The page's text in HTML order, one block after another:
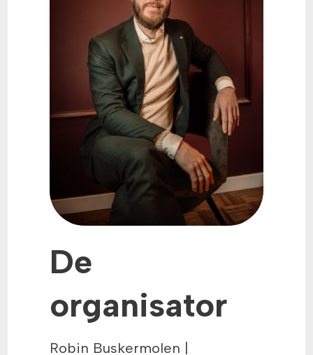
De
organisator
Robin Buskermolen |